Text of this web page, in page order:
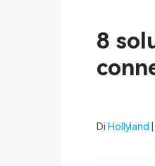
8
Di Hollyland